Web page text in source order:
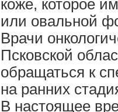
коже, которое
или овальной
Врачи
Псковской
обращаться к
на ранних
В настоящее